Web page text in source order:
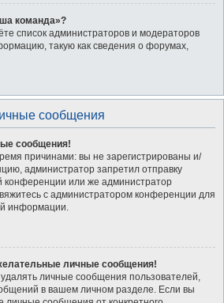
команда»?
список администраторов и модераторов
такую как сведения о форумах,
сообщения
сообщения!
причинами: вы не зарегистрированы и/
администратор запретил отправку
конференции или же администратор
с администратором конференции для
информации.
личные сообщения!
личные сообщения пользователей,
в вашем личном разделе. Если вы